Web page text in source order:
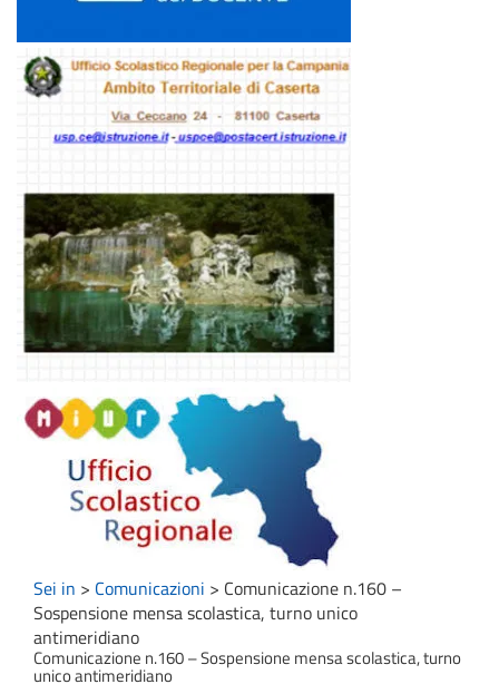
Sei in > Comunicazioni > Comunicazione n.160 –
Sospensione mensa scolastica, turno unico
antimeridiano
Comunicazione n.160 – Sospensione mensa scolastica, turno
unico antimeridiano